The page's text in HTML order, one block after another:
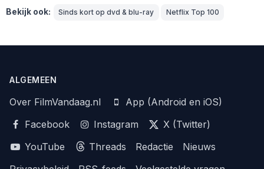
Bekijk ook: Sinds kort op dvd & blu-ray Netflix Top 100
ALGEMEEN
Over FilmVandaag.nl
App (Android en iOS)
Facebook
Instagram
X (Twitter)
YouTube
Threads Redactie
Nieuws